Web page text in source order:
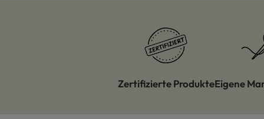
Zertifizierte ProdukteEigene